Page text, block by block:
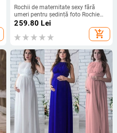
Rochii de maternitate sexy fără
umeri pentru ședință foto Rochie
maxi despărțită femei gravide
Fotografie prop rochie lungă de
sarcină Haine
259.80 Lei
add_shopping_cart